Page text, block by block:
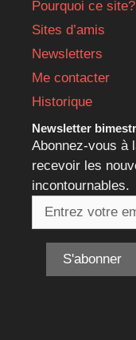
Pourquoi ce site?
Sites d’amis
Newsletters
Me contacter
Historique
Newsletter
Abonnez-vous à
recevoir les
incontournables.